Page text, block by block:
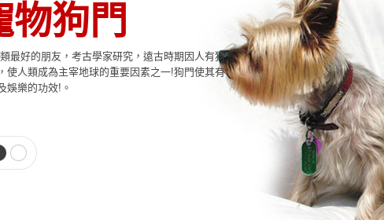
物狗門
最好的朋友，考古學家研究，遠古時期因人有狗
使人類成為主宰地球的重要因素之一!狗門使其有
娛樂的功效!。